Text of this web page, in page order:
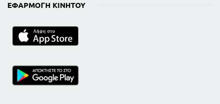
ΕΦΑΡΜΟΓΉ ΚΙΝΗΤΟΎ